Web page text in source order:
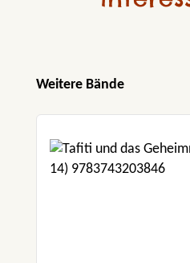
Produktgalerie
Weitere Bände